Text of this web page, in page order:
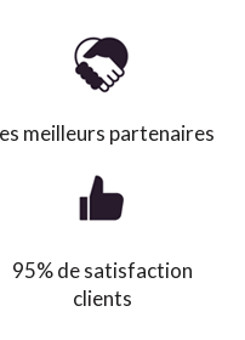
meilleurs partenaires
95% de satisfaction
clients